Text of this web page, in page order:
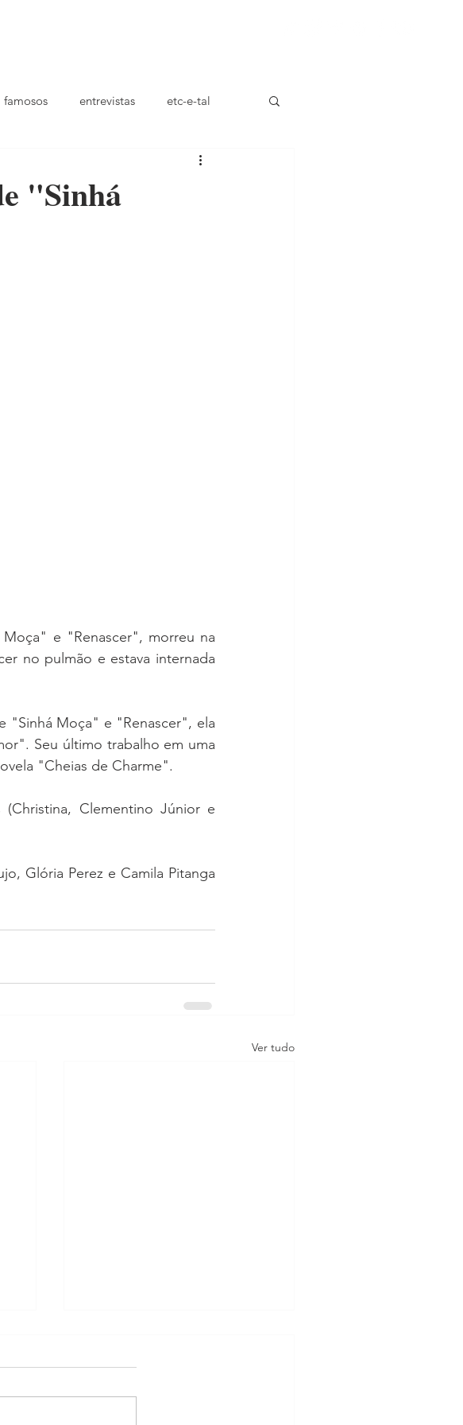
famosos entrevistas etc-e-tal
"Sinhá
e "Renascer", morreu na
no pulmão e estava internada
"Sinhá Moça" e "Renascer", ela
Seu último trabalho em uma
"Cheias de Charme".
Clementino Júnior e
Glória Perez e Camila Pitanga
Ver tudo